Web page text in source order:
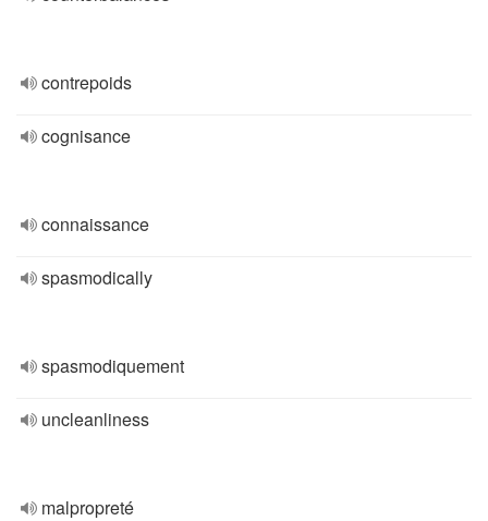
contrepoids
cognisance
connaissance
spasmodically
spasmodiquement
uncleanliness
malpropreté